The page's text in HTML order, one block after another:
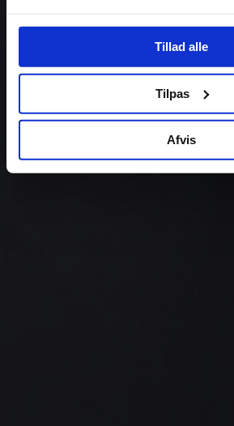
Tillad alle
Tilpas
Afvis